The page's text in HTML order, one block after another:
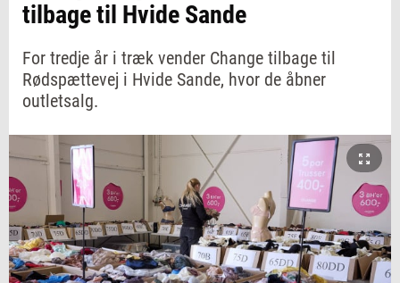
tilbage til Hvide Sande
For tredje år i træk vender Change tilbage til
Rødspættevej i Hvide Sande, hvor de åbner
outletsalg.